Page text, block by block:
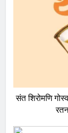
संत शिरोमणि